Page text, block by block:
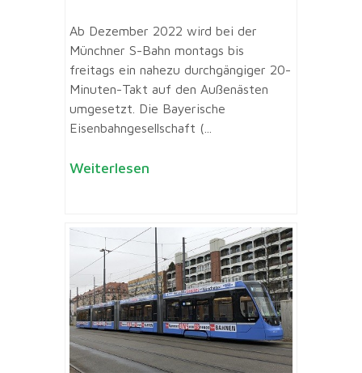
Ab Dezember 2022 wird bei der
Münchner S-Bahn montags bis
freitags ein nahezu durchgängiger 20-
Minuten-Takt auf den Außenästen
umgesetzt. Die Bayerische
Eisenbahngesellschaft (...
Weiterlesen